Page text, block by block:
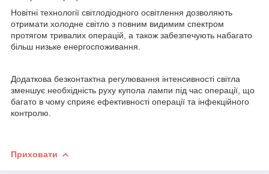
Новітні технології світлодіодного освітлення дозволяють
отримати холодне світло з повним видимим спектром
протягом тривалих операцій, а також забезпечують набагато
більш низьке енергоспоживання.
Додаткова безконтактна регулювання інтенсивності світла
зменшує необхідність руху купола лампи під час операції, що
багато в чому сприяє ефективності операції та інфекційного
контролю.
Приховати